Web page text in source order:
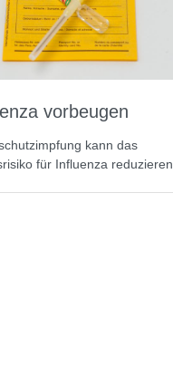
vorbeugen
kann das
für Influenza reduzieren.